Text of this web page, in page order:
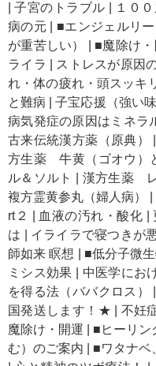
|子宮のトラブル １０
病の元
■エンジェルリ
が重苦しい）
■魔除け
ライラ
ストレスが原因
れ・体の疲れ・頭スッキ
と難病 |子宝応援（強い味
病気発症の原因はミネラ
古来伝統漢方薬（原典）
方生薬 牛黄（ゴオウ）
ル＆ソルト
漢方生薬
複方霊黄参丸（婦人病）
rt２
血液の汚れ・酸化 |
は
イライラで寝つきが
師如来 瞑想
■低分子微
ミシス効果
中医学にお
を得る法（ババクロス）
国発送します！★
不妊
魔除け・開運
■ヒーリン
む）のご案内
■ワタナベ